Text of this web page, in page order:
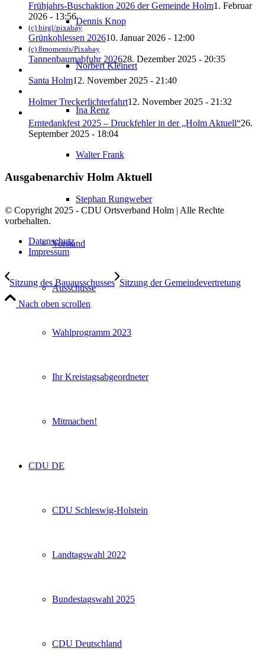
Dennis Knop
Norbert Kleinert
Ina Renz
Walter Frank
Stephan Rungweber
Vorstand
Ausschüsse
Wahlprogramm 2023
Ihr Kreistagsabgeordneter
Mitmachen!
CDU DE
CDU Schleswig-Holstein
Landtagswahl 2022
Bundestagswahl 2025
CDU Deutschland
Frühjahrs-Buschaktion 2026 der Gemeinde Holm1. Februar
2026 - 13:56
(c) birgl/pixabay
Grünkohlessen 202610. Januar 2026 - 12:00
(c) 8moments/Pixabay
Tannenbaumabfuhr 202628. Dezember 2025 - 20:35
Santa Holm12. November 2025 - 21:40
Holmer Treckerlichterfahrt12. November 2025 - 21:32
Erntedankfest 2025 – Druckfehler in der „Holm Aktuell“26.
September 2025 - 18:04
Ausgabenarchiv Holm Aktuell
© Copyright 2025 - CDU Ortsverband Holm | Alle Rechte
vorbehalten.
Datenschutz
Impressum
Sitzung des Bauausschusses Sitzung der Gemeindevertretung
Nach oben scrollen